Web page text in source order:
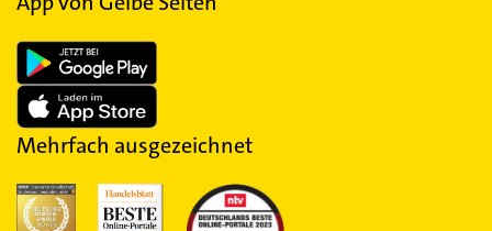
Mehrfach ausgezeichnet